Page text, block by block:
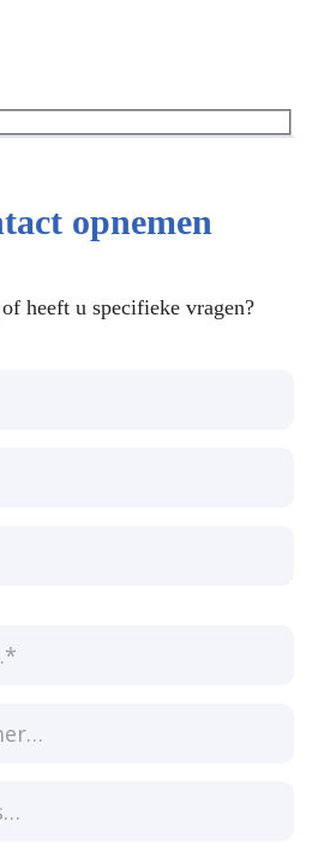
opnemen
heeft u specifieke vragen?